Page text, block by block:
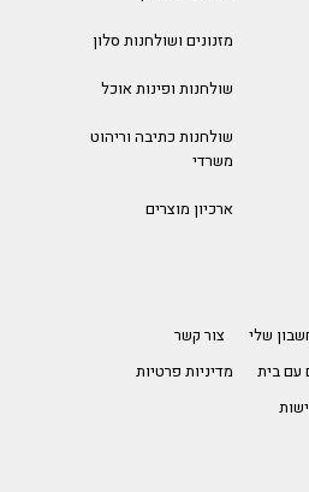
מזנונים ושולחנות סלון
שולחנות ופינות אוכל
שולחנות כתיבה וריהוט
משרדי
ארכיון מוצרים
שלי
צור קשר
עם בית
מדיניות פרטיות